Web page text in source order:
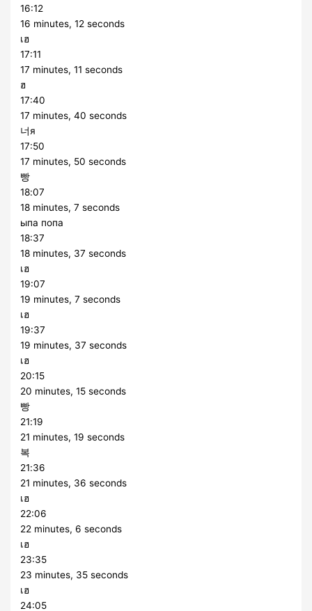
16:12
16 minutes, 12 seconds
เฮ
17:11
17 minutes, 11 seconds
ฮ
17:40
17 minutes, 40 seconds
너я
17:50
17 minutes, 50 seconds
빵
18:07
18 minutes, 7 seconds
ыпа попа
18:37
18 minutes, 37 seconds
เฮ
19:07
19 minutes, 7 seconds
เฮ
19:37
19 minutes, 37 seconds
เฮ
20:15
20 minutes, 15 seconds
빵
21:19
21 minutes, 19 seconds
복
21:36
21 minutes, 36 seconds
เฮ
22:06
22 minutes, 6 seconds
เฮ
23:35
23 minutes, 35 seconds
เฮ
24:05